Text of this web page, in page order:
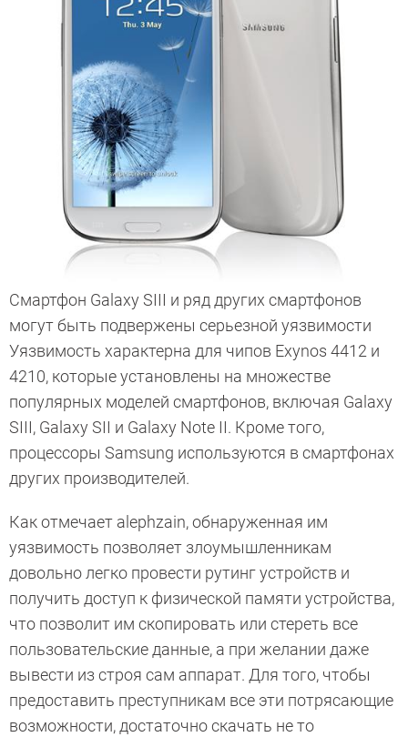
Смартфон Galaxy SIII и ряд других смартфонов
могут быть подвержены серьезной уязвимости
Уязвимость характерна для чипов Exynos 4412 и
4210, которые установлены на множестве
популярных моделей смартфонов, включая Galaxy
SIII, Galaxy SII и Galaxy Note II. Кроме того,
процессоры Samsung используются в смартфонах
других производителей.
Как отмечает alephzain, обнаруженная им
уязвимость позволяет злоумышленникам
довольно легко провести рутинг устройств и
получить доступ к физической памяти устройства,
что позволит им скопировать или стереть все
пользовательские данные, а при желании даже
вывести из строя сам аппарат. Для того, чтобы
предоставить преступникам все эти потрясающие
возможности, достаточно скачать не то